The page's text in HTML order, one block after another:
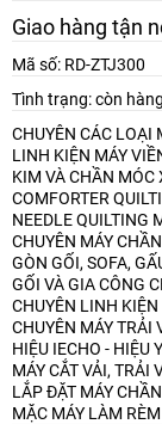
Giao hàng tận
Mã số: RD-ZTJ300
Tình trạng: còn hàng
CHUYÊN CÁC LOẠI
LINH KIỆN MÁY
KIM VÀ CHẦN MÓC
COMFORTER
NEEDLE QUILTING
CHUYÊN MÁY
GÒN GỐI, SOFA,
GỐI VÀ GIA CÔNG
CHUYÊN LINH
CHUYÊN MÁY TRẢI
HIỆU IECHO - HIỆU
MÁY CẮT VẢI, TRẢI
LẮP ĐẶT MÁY
MẶC MÁY LÀM